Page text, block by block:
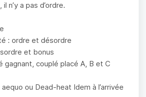
n’y a pas d’ordre.
: ordre et désordre
et bonus
gagnant, couplé placé A, B et C
ou Dead-heat Idem à l’arrivée